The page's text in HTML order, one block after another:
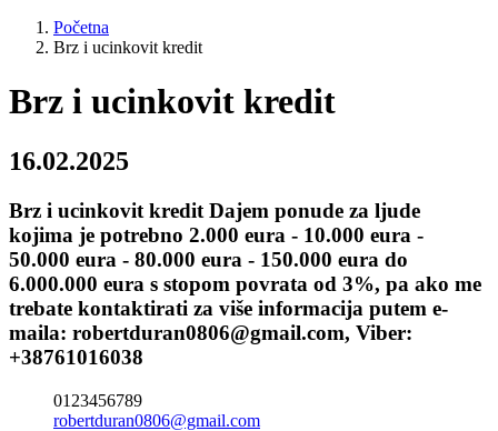
Početna
Brz i ucinkovit kredit
Brz i ucinkovit kredit
16.02.2025
Brz i ucinkovit kredit Dajem ponude za ljude
kojima je potrebno 2.000 eura - 10.000 eura -
50.000 eura - 80.000 eura - 150.000 eura do
6.000.000 eura s stopom povrata od 3%, pa ako me
trebate kontaktirati za više informacija putem e-
maila: robertduran0806@gmail.com, Viber:
+38761016038
0123456789
robertduran0806@gmail.com